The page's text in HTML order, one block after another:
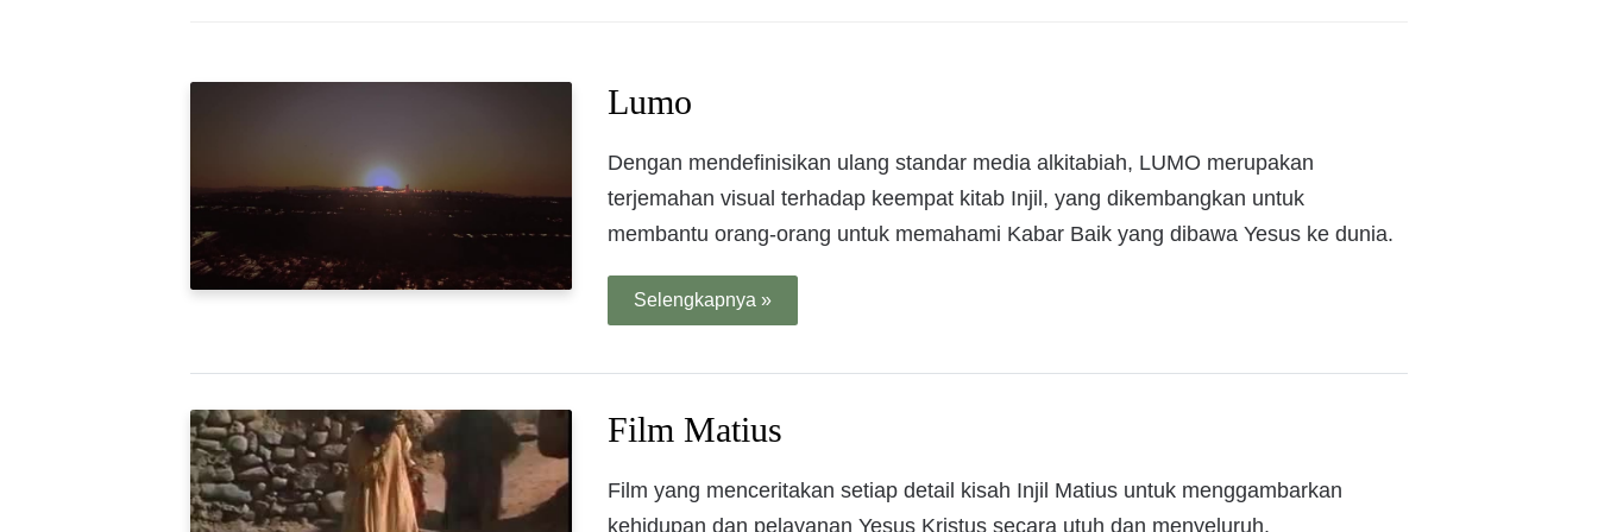
Lumo
Dengan mendefinisikan ulang standar media alkitabiah, LUMO merupakan
terjemahan visual terhadap keempat kitab Injil, yang dikembangkan untuk
membantu orang-orang untuk memahami Kabar Baik yang dibawa Yesus ke dunia.
Selengkapnya »
Film Matius
Film yang menceritakan setiap detail kisah Injil Matius untuk menggambarkan
kehidupan dan pelayanan Yesus Kristus secara utuh dan menyeluruh.